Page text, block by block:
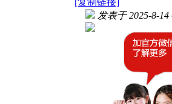
发表于 2025-8-14